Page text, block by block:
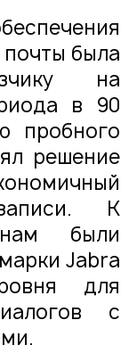
была
на
в 90
пробного
решение
К
были
Jabra
для
с